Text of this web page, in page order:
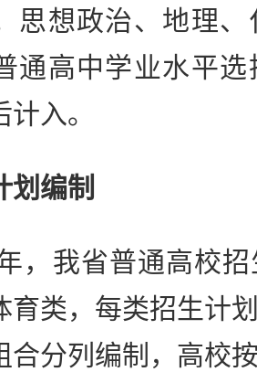
思想政治、地理
通高中学业水平
入。
划编制
我省普通高校招
育类，每类招生计
合分列编制，高校